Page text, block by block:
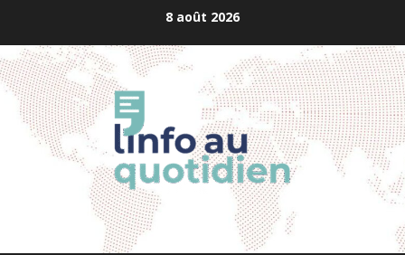
content
8 août 2026